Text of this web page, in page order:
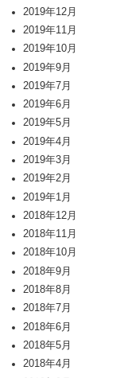
2019年12月
2019年11月
2019年10月
2019年9月
2019年7月
2019年6月
2019年5月
2019年4月
2019年3月
2019年2月
2019年1月
2018年12月
2018年11月
2018年10月
2018年9月
2018年8月
2018年7月
2018年6月
2018年5月
2018年4月